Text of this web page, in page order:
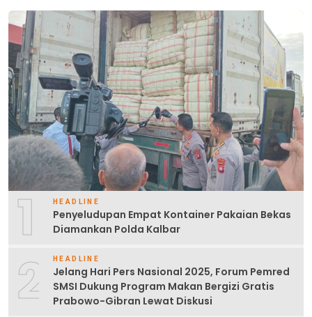
1 HEADLINE
Penyeludupan Empat Kontainer Pakaian Bekas
Diamankan Polda Kalbar
2 HEADLINE
Jelang Hari Pers Nasional 2025, Forum Pemred
SMSI Dukung Program Makan Bergizi Gratis
Prabowo-Gibran Lewat Diskusi